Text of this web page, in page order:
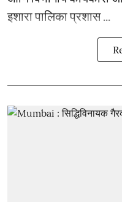
इशारा पालिका प्रशास ...